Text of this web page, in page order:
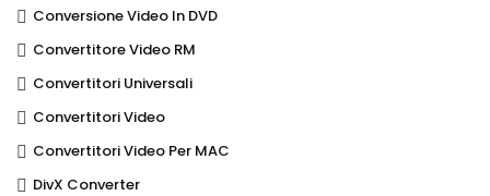
Conversione Video In DVD
Convertitore Video RM
Convertitori Universali
Convertitori Video
Convertitori Video Per MAC
DivX Converter